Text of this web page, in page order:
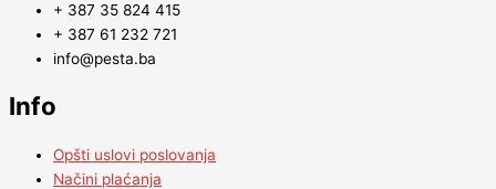
+ 387 35 824 415
+ 387 61 232 721
info@pesta.ba
Info
Opšti uslovi poslovanja
Načini plaćanja